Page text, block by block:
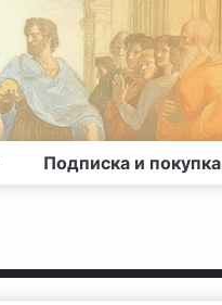
Подписка и покупка